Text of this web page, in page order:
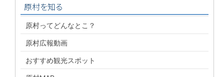
原村を知る
原村ってどんなとこ？
原村広報動画
おすすめ観光スポット